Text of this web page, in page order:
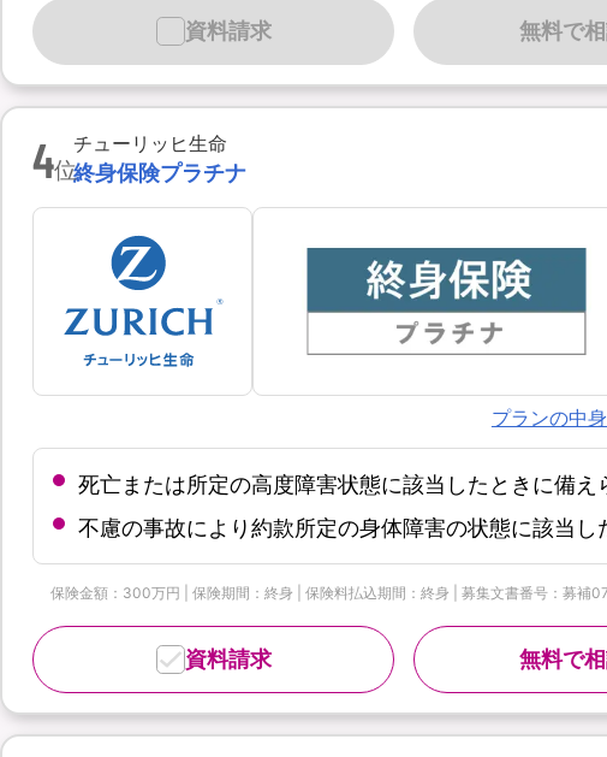
無料で
資料請求
4位
チューリッヒ生命
終身保険プラチナ
プランの中
死亡または所定の高度障害状態に該当したときに備え
不慮の事故により約款所定の身体障害の状態に該当
保険金額：300万円 | 保険期間：終身 | 保険料払込期間：終身 | 募集文書番号：募補
無料で
資料請求